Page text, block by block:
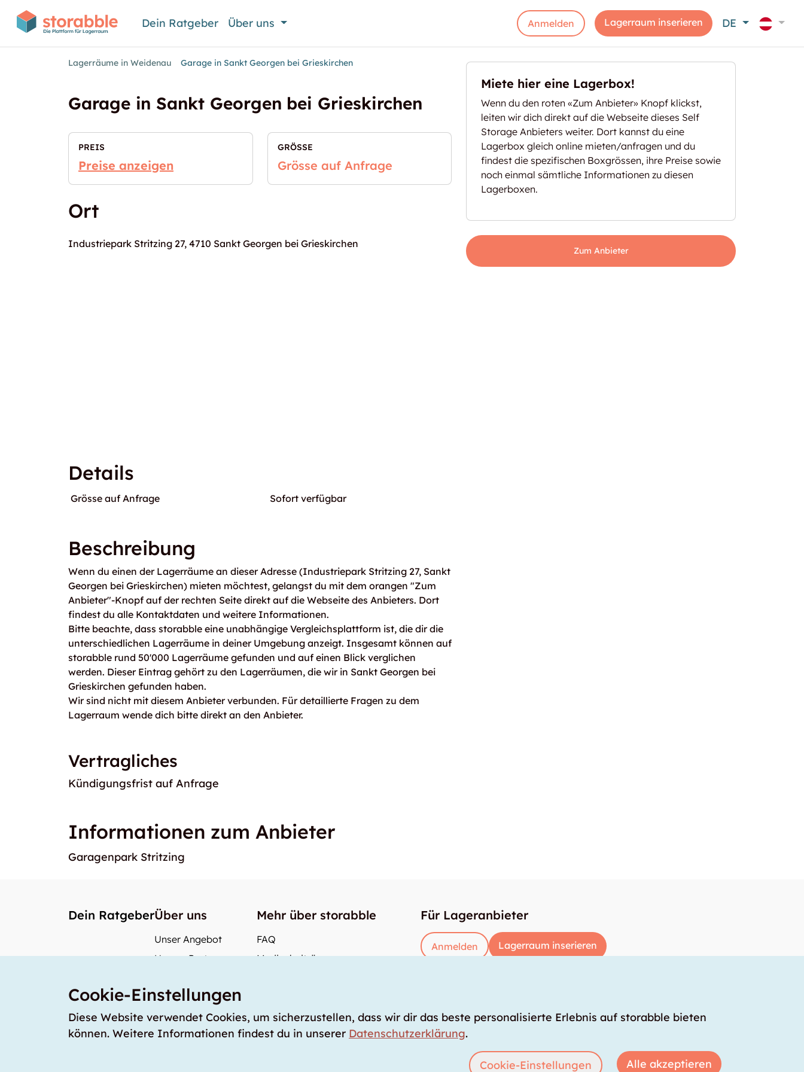
Dein Ratgeber Über uns Anmelden Lagerraum inserieren DE
Lagerräume in Weidenau Garage in Sankt Georgen bei Grieskirchen
Garage in Sankt Georgen bei Grieskirchen
PREIS
Preise anzeigen
GRÖSSE
Grösse auf Anfrage
Ort
Industriepark Stritzing 27, 4710 Sankt Georgen bei Grieskirchen
Details
Grösse auf Anfrage Sofort verfügbar
Beschreibung
Wenn du einen der Lagerräume an dieser Adresse (Industriepark Stritzing 27, Sankt
Georgen bei Grieskirchen) mieten möchtest, gelangst du mit dem orangen "Zum
Anbieter"-Knopf auf der rechten Seite direkt auf die Webseite des Anbieters. Dort
findest du alle Kontaktdaten und weitere Informationen.
Bitte beachte, dass storabble eine unabhängige Vergleichsplattform ist, die dir die
unterschiedlichen Lagerräume in deiner Umgebung anzeigt. Insgesamt können auf
storabble rund 50'000 Lagerräume gefunden und auf einen Blick verglichen
werden. Dieser Eintrag gehört zu den Lagerräumen, die wir in Sankt Georgen bei
Grieskirchen gefunden haben.
Wir sind nicht mit diesem Anbieter verbunden. Für detaillierte Fragen zu dem
Lagerraum wende dich bitte direkt an den Anbieter.
Vertragliches
Kündigungsfrist auf Anfrage
Informationen zum Anbieter
Garagenpark Stritzing
Miete hier eine Lagerbox!
Wenn du den roten «Zum Anbieter» Knopf klickst,
leiten wir dich direkt auf die Webseite dieses Self
Storage Anbieters weiter. Dort kannst du eine
Lagerbox gleich online mieten/anfragen und du
findest die spezifischen Boxgrössen, ihre Preise sowie
noch einmal sämtliche Informationen zu diesen
Lagerboxen.
Zum Anbieter
Dein RatgeberÜber uns
Unser Angebot
Unsere Partner
Unsere Preise
storabble Schweiz
storabble Deutschland
Mehr über storabble
FAQ
Medienbeiträge
Für Lageranbieter
Anmelden Lagerraum inserieren
Cookie-Einstellungen
Diese Website verwendet Cookies, um sicherzustellen, dass wir dir das beste personalisierte Erlebnis auf storabble bieten
können. Weitere Informationen findest du in unserer Datenschutzerklärung.
Cookie-Einstellungen Alle akzeptieren